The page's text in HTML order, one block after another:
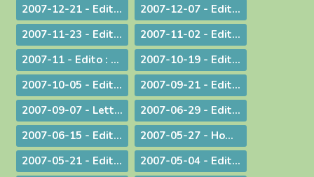
2007-12-21 - Edito : Noël : Souffler sur les braises de l'espérance !
2007-12-07 - Edito : Anne-Lorraine - Sa résistance lui a coûté la vie !
2007-11-23 - Edito : La remise des Actes : une démarche liturgique
2007-11-02 - Edito : La remise d'un livre : une démarche diocésaine
2007-11 - Edito : A propos du Téléthon 2007
2007-10-19 - Edito : Discerner
2007-10-05 - Edito : Des temps nouveaux pour l'Evangile "Passons aux Actes !"
2007-09-21 - Edito : L'amour du plus faible
2007-09-07 - Lettre aux prêtres à propos du Motu Proprio
2007-06-29 - Edito : Merci à vous, prêtres nouvellement nommés
2007-06-15 - Edito : A propos des "sans papiers"
2007-05-27 - Homélie de Confirmation - Pentecôte
2007-05-21 - Edito : Justice, jugement et miséricorde
2007-05-04 - Edito : Au service des vocations sacerdotales : une journée inédite !